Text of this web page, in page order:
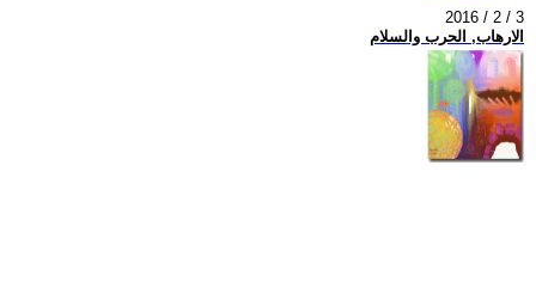
2016 / 2 / 3
الارهاب, الحرب والسلام